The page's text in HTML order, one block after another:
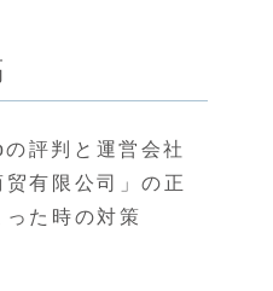
評判と運営会社
贸有限公司」の正
た時の対策